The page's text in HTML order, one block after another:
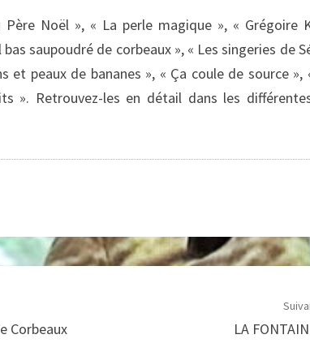
Noël », « La perle magique », « Grégoire
saupoudré de corbeaux », « Les singeries de
et peaux de bananes », « Ça coule de source »,
». Retrouvez-les en détail dans les
Corbeaux LA